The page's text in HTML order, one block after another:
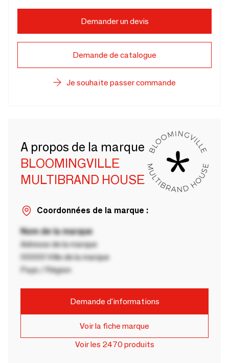
Demander un devis
Demande de catalogue
Je souhaite passer commande
A propos de la marque
BLOOMINGVILLE
MULTIBRAND HOUSE
Coordonnées de la marque :
Nom de la marque
Adresse de la marque
00000 Ville de la marque
Pays / Région
Demande d'informations
Voir la fiche marque
Voir les 2470 produits